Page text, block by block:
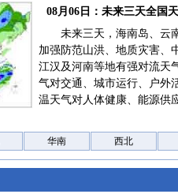
08月06日：未来三天全国
未来三天，海南岛、云
加强防范山洪、地质灾害、
江汉及河南等地有强对流天
气对交通、城市运行、户外
温天气对人体健康、能源供
华南 西北